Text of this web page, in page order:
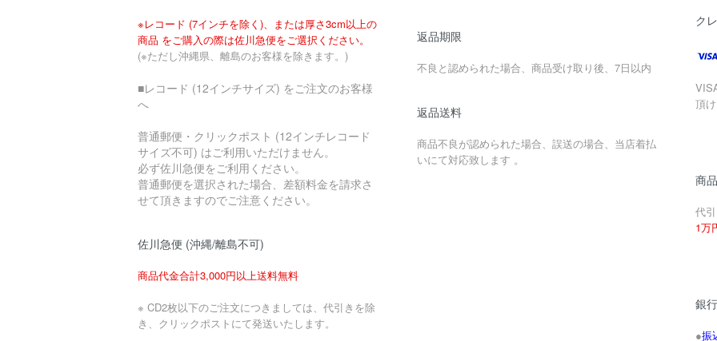
※レコード (7インチを除く)、または厚さ3cm以上の
商品 をご購入の際は佐川急便をご選択ください。
(※ただし沖縄県、離島のお客様を除きます。)
■レコード (12インチサイズ) をご注文のお客様
へ
普通郵便・クリックポスト (12インチレコード
サイズ不可) はご利用いただけません。
必ず佐川急便をご利用ください。
普通郵便を選択された場合、差額料金を請求さ
せて頂きますのでご注意ください。
佐川急便 (沖縄/離島不可)
商品代金合計3,000円以上送料無料
※ CD2枚以下のご注文につきましては、代引きを除
き、クリックポストにて発送いたします。
返品期限
不良と認められた場合、商品受け取り後、7日以内
返品送料
商品不良が認められた場合、誤送の場合、当店着払
いにて対応致します 。
ク
頂
商
代
1万
銀
●振